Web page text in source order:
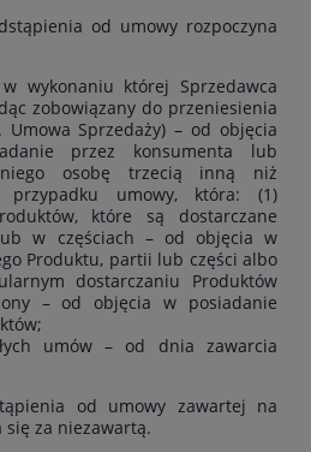
od umowy rozpoczyna
wykonaniu której Sprzedawca
zobowiązany do przeniesienia
Umowa Sprzedaży) – od objęcia
przez konsumenta lub
osobę trzecią inną niż
umowy, która: (1)
które są dostarczane
w częściach – od objęcia w
Produktu, partii lub części albo
dostarczaniu Produktów
– od objęcia w posiadanie
umów – od dnia zawarcia
od umowy zawartej na
się za niezawartą.